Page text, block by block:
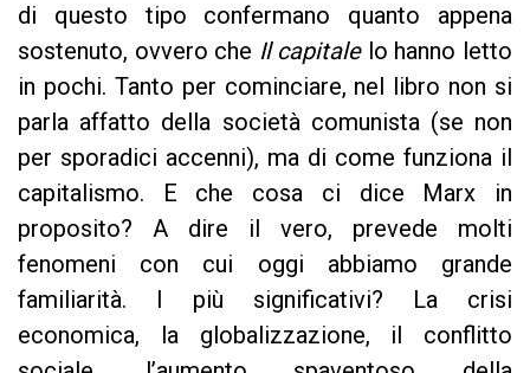
di questo tipo confermano quanto appena
sostenuto, ovvero che Il capitalelo hanno letto
in pochi. Tanto per cominciare, nel libro non si
parla affatto della società comunista (se non
per sporadici accenni), ma di come funziona il
capitalismo. E che cosa ci dice Marx in
proposito? A dire il vero, prevede molti
fenomeni con cui oggi abbiamo grande
familiarità. I più significativi? La crisi
economica, la globalizzazione, il conflitto